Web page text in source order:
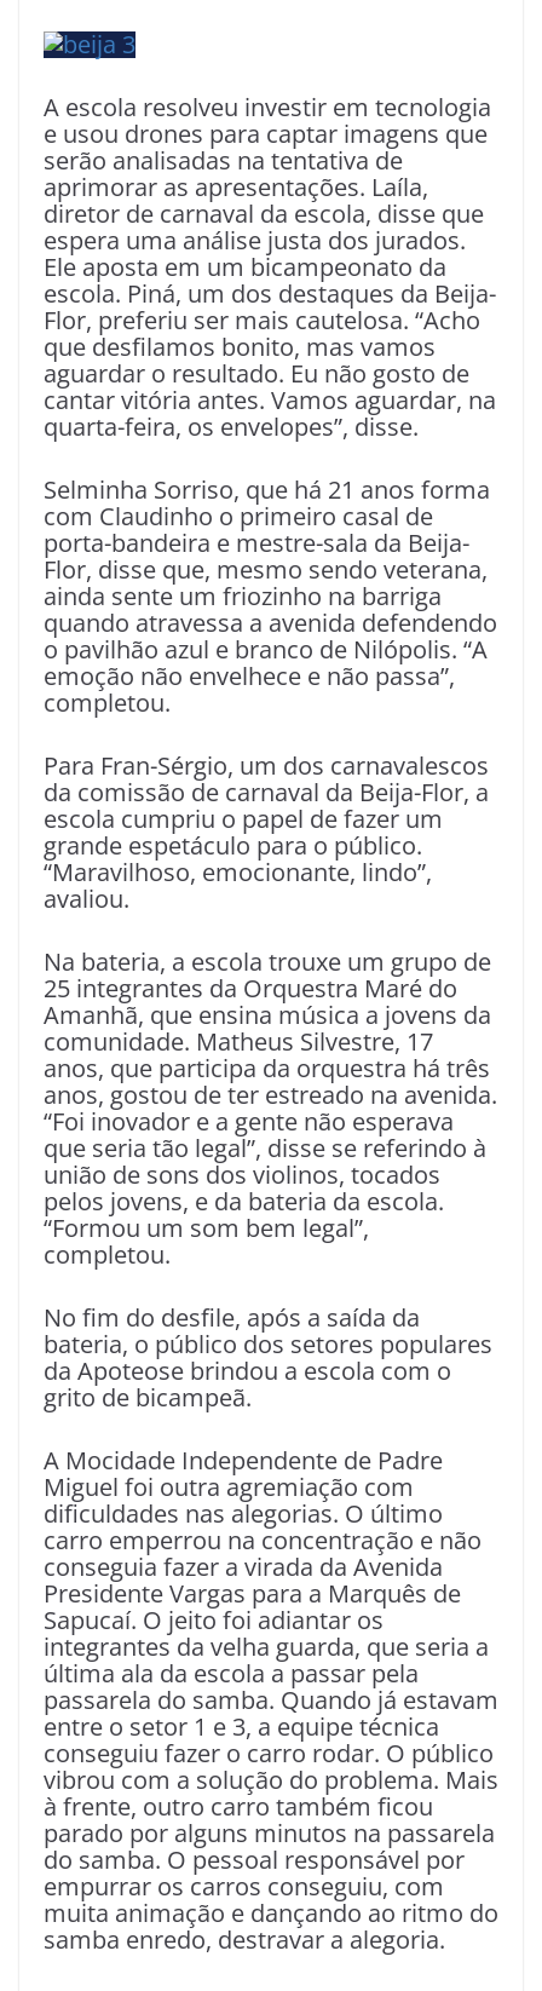
A escola resolveu investir em tecnologia
e usou drones para captar imagens que
serão analisadas na tentativa de
aprimorar as apresentações. Laíla,
diretor de carnaval da escola, disse que
espera uma análise justa dos jurados.
Ele aposta em um bicampeonato da
escola. Piná, um dos destaques da Beija-
Flor, preferiu ser mais cautelosa. “Acho
que desfilamos bonito, mas vamos
aguardar o resultado. Eu não gosto de
cantar vitória antes. Vamos aguardar, na
quarta-feira, os envelopes”, disse.
Selminha Sorriso, que há 21 anos forma
com Claudinho o primeiro casal de
porta-bandeira e mestre-sala da Beija-
Flor, disse que, mesmo sendo veterana,
ainda sente um friozinho na barriga
quando atravessa a avenida defendendo
o pavilhão azul e branco de Nilópolis. “A
emoção não envelhece e não passa”,
completou.
Para Fran-Sérgio, um dos carnavalescos
da comissão de carnaval da Beija-Flor, a
escola cumpriu o papel de fazer um
grande espetáculo para o público.
“Maravilhoso, emocionante, lindo”,
avaliou.
Na bateria, a escola trouxe um grupo de
25 integrantes da Orquestra Maré do
Amanhã, que ensina música a jovens da
comunidade. Matheus Silvestre, 17
anos, que participa da orquestra há três
anos, gostou de ter estreado na avenida.
“Foi inovador e a gente não esperava
que seria tão legal”, disse se referindo à
união de sons dos violinos, tocados
pelos jovens, e da bateria da escola.
“Formou um som bem legal”,
completou.
No fim do desfile, após a saída da
bateria, o público dos setores populares
da Apoteose brindou a escola com o
grito de bicampeã.
A Mocidade Independente de Padre
Miguel foi outra agremiação com
dificuldades nas alegorias. O último
carro emperrou na concentração e não
conseguia fazer a virada da Avenida
Presidente Vargas para a Marquês de
Sapucaí. O jeito foi adiantar os
integrantes da velha guarda, que seria a
última ala da escola a passar pela
passarela do samba. Quando já estavam
entre o setor 1 e 3, a equipe técnica
conseguiu fazer o carro rodar. O público
vibrou com a solução do problema. Mais
à frente, outro carro também ficou
parado por alguns minutos na passarela
do samba. O pessoal responsável por
empurrar os carros conseguiu, com
muita animação e dançando ao ritmo do
samba enredo, destravar a alegoria.